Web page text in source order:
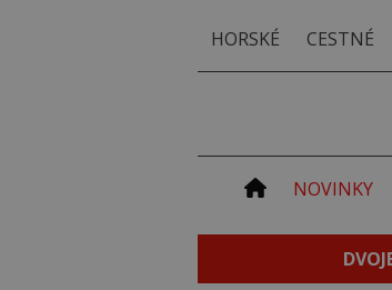
HORSKÉ CESTNÉ
NOVINKY